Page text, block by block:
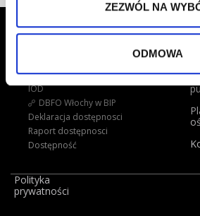
ZEZWÓL NA
ODMOWA
O nas
Dane statystyczne
IOD
DBFO Włochy w BIP
Deklaracja dostępnosci
Raport dostępnosci
Dostępność
Polityka
prywatności